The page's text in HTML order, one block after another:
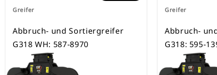
Greifer
Abbruch- und Sortiergreifer
G318 WH: 587-8970
Greifer
Abbruch-
G318: 595-